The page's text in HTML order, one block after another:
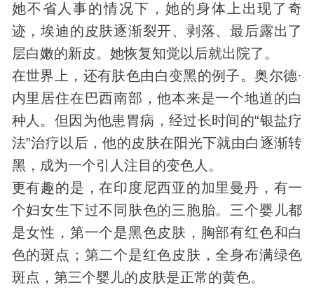
她不省人事的情况下，她的身体上出现了奇
迹，埃迪的皮肤逐渐裂开、剥落、最后露出了
层白嫩的新皮。她恢复知觉以后就出院了。
在世界上，还有肤色由白变黑的例子。奥尔德·
内里居住在巴西南部，他本来是一个地道的白
种人。但因为他患胃病，经过长时间的“银盐疗
法”治疗以后，他的皮肤在阳光下就由白逐渐转
黑，成为一个引人注目的变色人。
更有趣的是，在印度尼西亚的加里曼丹，有一
个妇女生下过不同肤色的三胞胎。三个婴儿都
是女性，第一个是黑色皮肤，胸部有红色和白
色的斑点；第二个是红色皮肤，全身布满绿色
斑点，第三个婴儿的皮肤是正常的黄色。